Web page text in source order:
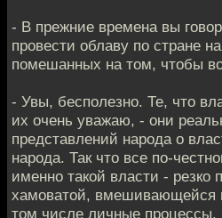
- В прежние времена вы
провести облаву по стране
помешанных на том, чтобы
- Увы, бесполезно. Те, что
их очень уважаю, - они
представлений народа о
народа. Так что все по-
именно такой власти - резко
хамоватой, вмешивающейся
том числе личные процессы.